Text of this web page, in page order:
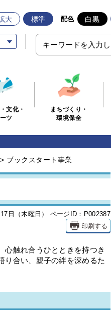
大 標準 配色 白黒
文化・
ツ
まちづくり・
環境保全
> ブックスタート事業
日（木曜日） ページID：P002387
印刷する
心触れ合うひとときを持つき
り合い、親子の絆を深めるた